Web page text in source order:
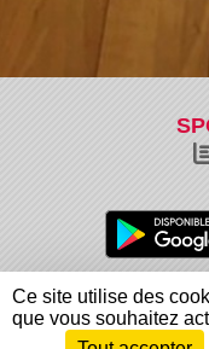
Charte
Informations
Ce site utilise des
que vous souhaitez